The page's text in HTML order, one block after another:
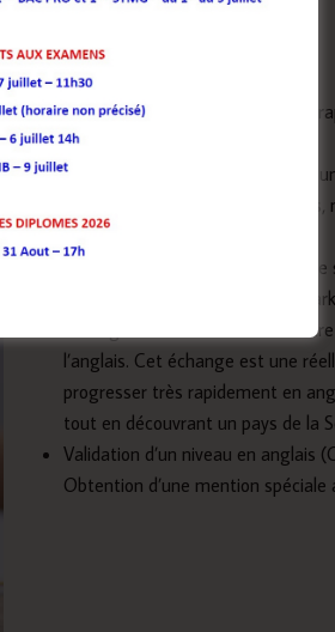
lycée Jamot
Enseignement de l’histoire-
semaine
L’excellence en anglais n’est pas
s’adresse à des élèves
à l’oral
Depuis 2015, échange entre
lycée d’Aalborg (nord du
La langue de communication
l’anglais. Cet échange est une
progresser très rapidement en
tout en découvrant un pays de la
Validation d’un niveau en anglais
Obtention d’une mention spéciale